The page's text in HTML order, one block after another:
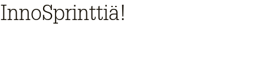
InnoSprinttiä!